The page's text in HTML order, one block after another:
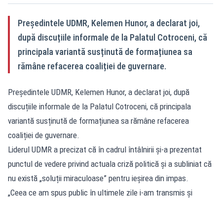
Președintele UDMR, Kelemen Hunor, a declarat joi,
după discuțiile informale de la Palatul Cotroceni, că
principala variantă susținută de formațiunea sa
rămâne refacerea coaliției de guvernare.
Președintele UDMR, Kelemen Hunor, a declarat joi, după
discuțiile informale de la Palatul Cotroceni, că principala
variantă susținută de formațiunea sa rămâne refacerea
coaliției de guvernare.
Liderul UDMR a precizat că în cadrul întâlnirii și-a prezentat
punctul de vedere privind actuala criză politică și a subliniat că
nu există „soluții miraculoase” pentru ieșirea din impas.
„Ceea ce am spus public în ultimele zile i-am transmis și